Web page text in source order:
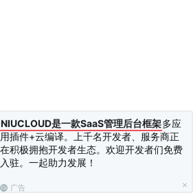
NIUCLOUD是一款SaaS管理后台框架多应
用插件+云编译。上千名开发者、服务商正
在积极拥抱开发者生态。欢迎开发者们免费
入驻。一起助力发展！
广告